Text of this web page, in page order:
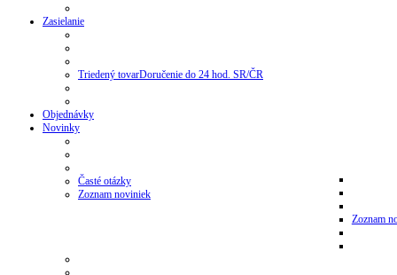
Zasielanie
Triedený tovarDoručenie do 24 hod. SR/ČR
Objednávky
Novinky
Časté otázky
Zoznam noviniek
Zoznam